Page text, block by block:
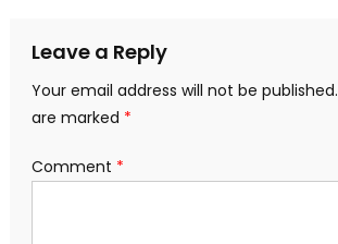
Leave a Reply
Your email address will not be published.
are marked *
Comment *